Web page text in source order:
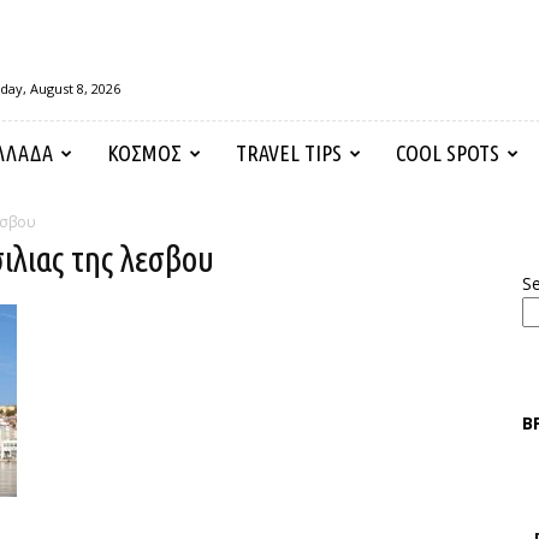
August 8, 2026
ΚΟΣΜΟΣ TRAVEL TIPS COOL SPOTS
της λεσβου